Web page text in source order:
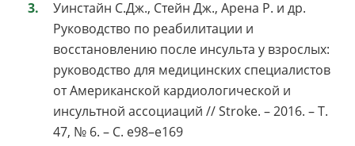
Уинстайн С.Дж., Стейн Дж., Арена Р. и др.
Руководство по реабилитации и
восстановлению после инсульта у взрослых:
руководство для медицинских специалистов
от Американской кардиологической и
инсультной ассоциаций // Stroke. – 2016. – Т.
47, № 6. – С. e98–e169